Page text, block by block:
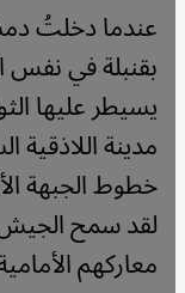
عندما دخلتُ
بقنبلة في نفس
يسيطر عليها
مدينة اللاذقية
خطوط الجبهة
لقد سمح
معاركهم